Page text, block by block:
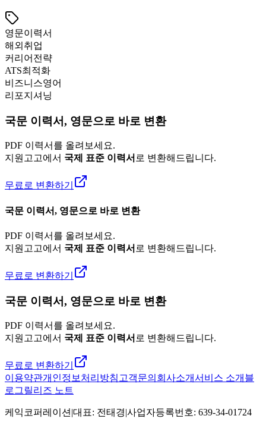
영문이력서
해외취업
커리어전략
ATS최적화
비즈니스영어
리포지셔닝
국문 이력서, 영문으로 바로 변환
PDF 이력서를 올려보세요.
지원고고에서 국제 표준 이력서 로 변환해드립니다.
무료로 변환하기
국문 이력서, 영문으로 바로 변환
PDF 이력서를 올려보세요.
지원고고에서 국제 표준 이력서 로 변환해드립니다.
무료로 변환하기
국문 이력서, 영문으로 바로 변환
PDF 이력서를 올려보세요.
지원고고에서 국제 표준 이력서 로 변환해드립니다.
무료로 변환하기
이용약관개인정보처리방침 고객문의 회사소개서비스 소개 블
로그 릴리즈 노트
케익코퍼레이션 |대표: 전태경|사업자등록번호: 639-34-01724